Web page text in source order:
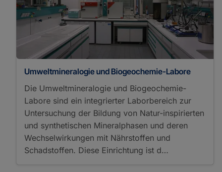
Umweltmineralogie und Biogeochemie-Labore
Die Umweltmineralogie und Biogeochemie-
Labore sind ein integrierter Laborbereich zur
Untersuchung der Bildung von Natur-inspirierten
und synthetischen Mineralphasen und deren
Wechselwirkungen mit Nährstoffen und
Schadstoffen. Diese Einrichtung ist d…